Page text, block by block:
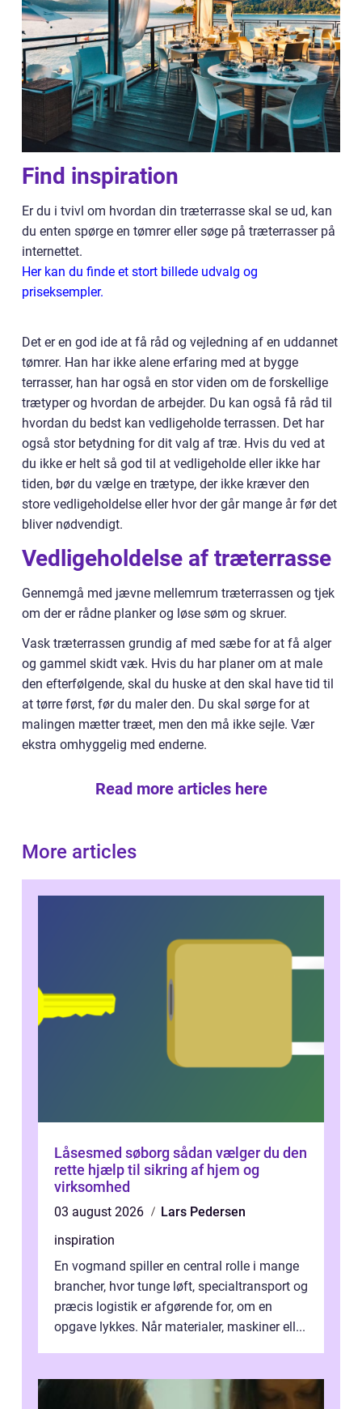
Find inspiration
Er du i tvivl om hvordan din træterrasse skal se ud, kan
du enten spørge en tømrer eller søge på træterrasser på
internettet.
Her kan du finde et stort billede udvalg og
priseksempler.
Det er en god ide at få råd og vejledning af en uddannet
tømrer. Han har ikke alene erfaring med at bygge
terrasser, han har også en stor viden om de forskellige
trætyper og hvordan de arbejder. Du kan også få råd til
hvordan du bedst kan vedligeholde terrassen. Det har
også stor betydning for dit valg af træ. Hvis du ved at
du ikke er helt så god til at vedligeholde eller ikke har
tiden, bør du vælge en trætype, der ikke kræver den
store vedligeholdelse eller hvor der går mange år før det
bliver nødvendigt.
Vedligeholdelse af træterrasse
Gennemgå med jævne mellemrum træterrassen og tjek
om der er rådne planker og løse søm og skruer.
Vask træterrassen grundig af med sæbe for at få alger
og gammel skidt væk. Hvis du har planer om at male
den efterfølgende, skal du huske at den skal have tid til
at tørre først, før du maler den. Du skal sørge for at
malingen mætter træet, men den må ikke sejle. Vær
ekstra omhyggelig med enderne.
Read more articles here
More articles
Låsesmed søborg sådan vælger du den
rette hjælp til sikring af hjem og
virksomhed
03 august 2026
Lars Pedersen
inspiration
En vogmand spiller en central rolle i mange
brancher, hvor tunge løft, specialtransport og
præcis logistik er afgørende for, om en
opgave lykkes. Når materialer, maskiner ell...